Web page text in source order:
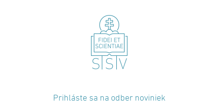
Prihláste sa na odber noviniek